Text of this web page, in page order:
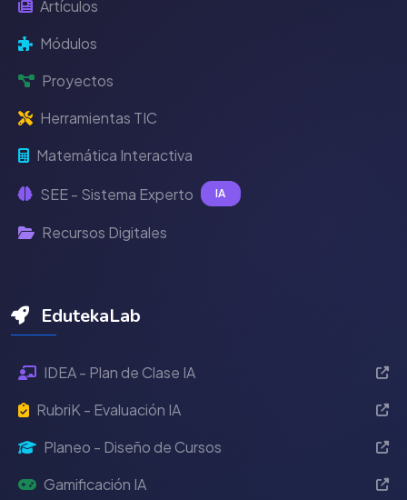
Artículos
Módulos
Proyectos
Herramientas TIC
Matemática Interactiva
SEE - Sistema Experto IA
Recursos Digitales
EdutekaLab
IDEA - Plan de Clase IA
RubriK - Evaluación IA
Planeo - Diseño de Cursos
Gamificación IA